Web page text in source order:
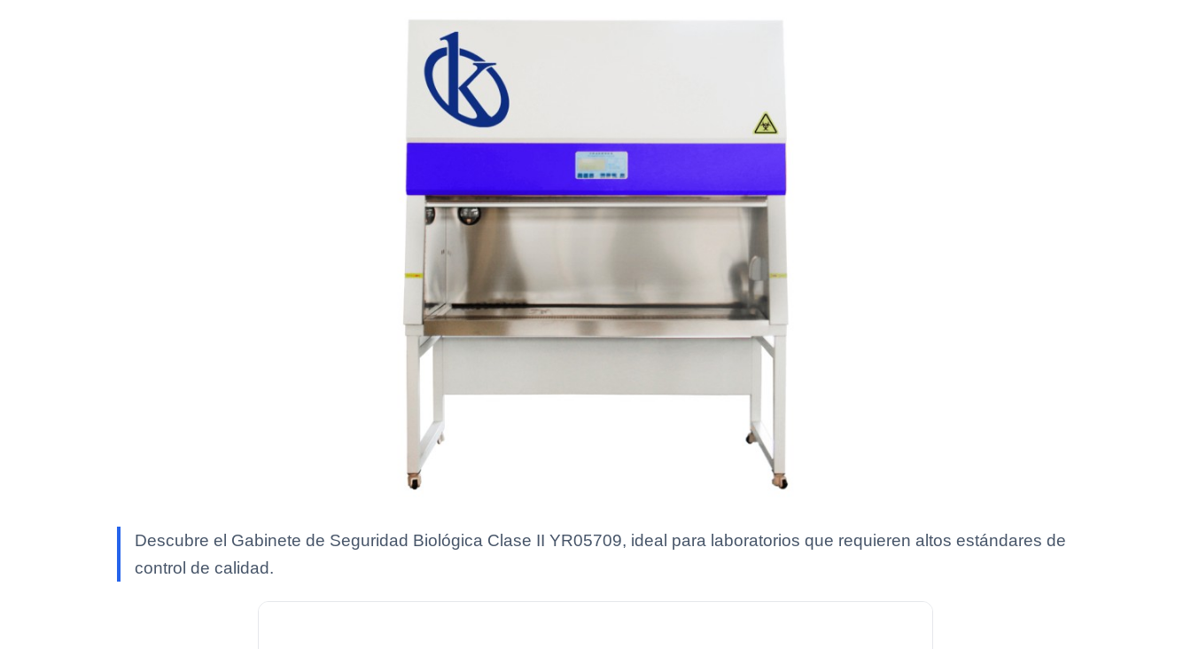
Descubre el Gabinete de Seguridad Biológica Clase II YR05709, ideal para laboratorios que requieren altos estándares de
control de calidad.